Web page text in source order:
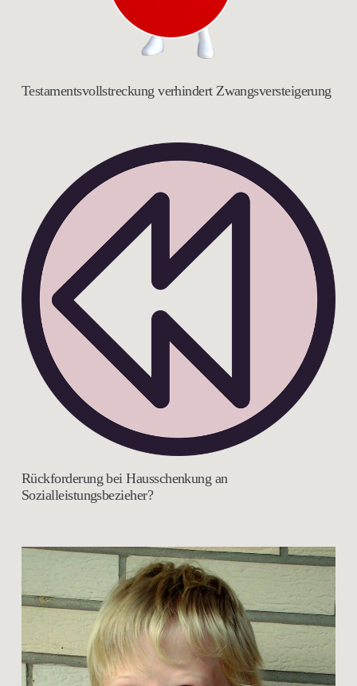
Testamentsvollstreckung verhindert Zwangsversteigerung
Rückforderung bei Hausschenkung an
Sozialleistungsbezieher?